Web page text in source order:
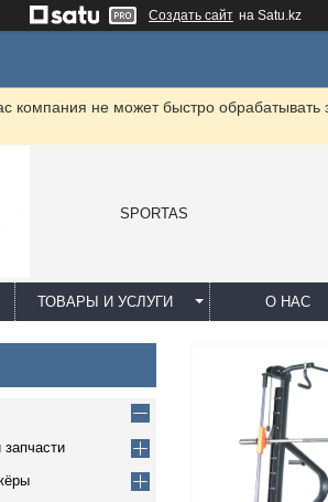
Создать сайт на Satu.kz
компания не может быстро
SPORTAS
ТОВАРЫ И УСЛУГИ О НАС